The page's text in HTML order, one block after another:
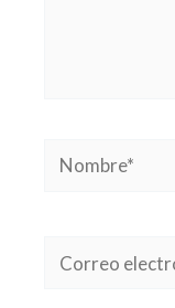
Nombre*
Correo